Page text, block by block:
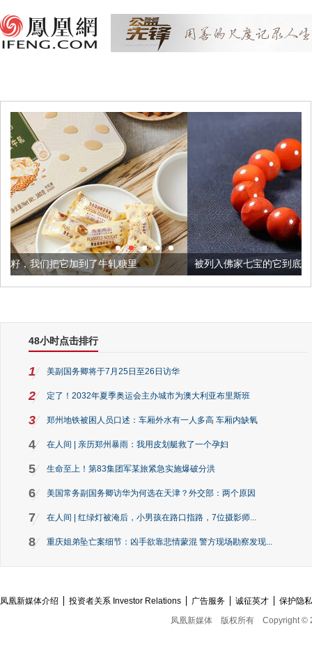
轧糖里 被列入佛家七宝的它到底有多美？
48小时点击排行
1 美副国务卿将于7月25日至26日访华
2 定了！2032年夏季奥运会主办城市为澳大利亚布里斯班
3 郑州地铁被困人员口述：车厢外水有一人多高 车厢内缺氧
4 在人间 | 亲历郑州暴雨：我用皮划艇救了一个孕妇
5 生命至上！第83集团军某旅紧急实施爆破分洪
6 美国常务副国务卿访华为何选在天津？外交部：两个原因
7 在人间 | 红绿灯被淹后，小男孩在路口指路，7位摄影师...
8 重庆姐弟坠亡案细节：凶手欲靠悲情蒙混 警方现场勘察发现...
凤凰新媒体介绍 投资者关系 Investor Relations 广告服务 诚征英才
保护隐
凤凰新媒体
版权所有 Copyright ©